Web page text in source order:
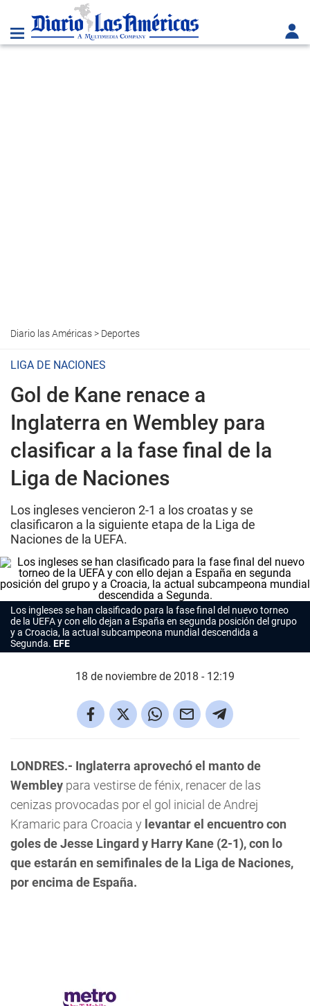
Diario las Américas> Deportes
LIGA DE NACIONES
Gol de Kane renace a
Inglaterra en Wembley para
clasificar a la fase final de la
Liga de Naciones
Los ingleses vencieron 2-1 a los croatas y se
clasificaron a la siguiente etapa de la Liga de
Naciones de la UEFA.
Los ingleses se han clasificado para la fase final del nuevo torneo
de la UEFA y con ello dejan a España en segunda posición del grupo
y a Croacia, la actual subcampeona mundial descendida a
Segunda. EFE
18 de noviembre de 2018 - 12:19
LONDRES.- Inglaterra aprovechó el manto de
Wembley para vestirse de fénix, renacer de las
cenizas provocadas por el gol inicial de Andrej
Kramaric para Croacia y levantar el encuentro con
goles de Jesse Lingard y Harry Kane (2-1), con lo
que estarán en semifinales de la Liga de Naciones,
por encima de España.